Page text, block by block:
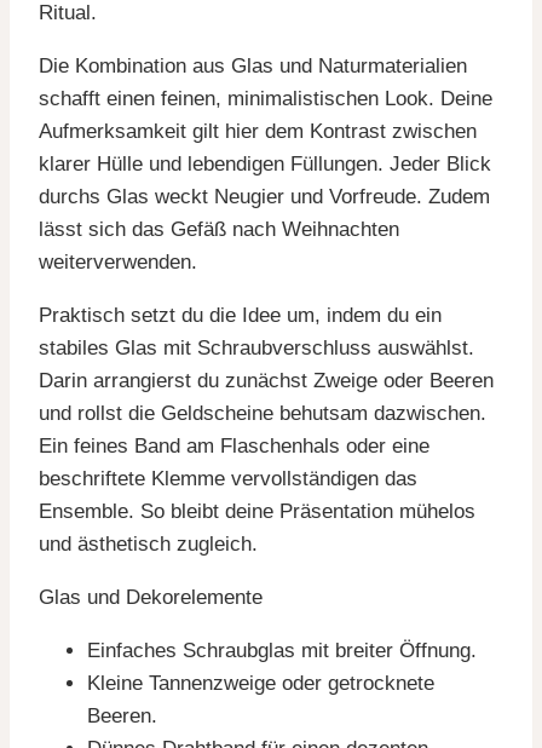
Ritual.
Die Kombination aus Glas und Naturmaterialien
schafft einen feinen, minimalistischen Look. Deine
Aufmerksamkeit gilt hier dem Kontrast zwischen
klarer Hülle und lebendigen Füllungen. Jeder Blick
durchs Glas weckt Neugier und Vorfreude. Zudem
lässt sich das Gefäß nach Weihnachten
weiterverwenden.
Praktisch setzt du die Idee um, indem du ein
stabiles Glas mit Schraubverschluss auswählst.
Darin arrangierst du zunächst Zweige oder Beeren
und rollst die Geldscheine behutsam dazwischen.
Ein feines Band am Flaschenhals oder eine
beschriftete Klemme vervollständigen das
Ensemble. So bleibt deine Präsentation mühelos
und ästhetisch zugleich.
Glas und Dekorelemente
Einfaches Schraubglas mit breiter Öffnung.
Kleine Tannenzweige oder getrocknete
Beeren.